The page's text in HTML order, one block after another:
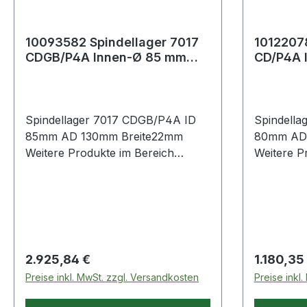
10093582 Spindellager 7017
CDGB/P4A Innen-Ø 85 mm
Spindellager 7017 CDGB/P4A ID
85mm AD 130mm Breite22mm
Weitere Produkte im Bereich
Regulärer Preis:
2.925,84 €
Preise inkl. MwSt. zzgl. Versandkosten
CD/P4A
80mm
Weitere
Regulärer
1.180,35
Preise inkl.